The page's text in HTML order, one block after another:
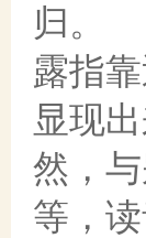
归。
露指
显现
然，
等，